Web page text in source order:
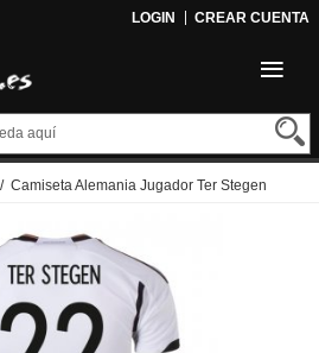
LOGIN CREAR CUENTA
/ Camiseta Alemania Jugador Ter Stegen